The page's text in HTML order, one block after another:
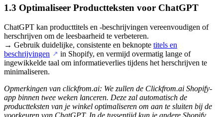
1.3 Optimaliseer Productteksten voor ChatGPT
ChatGPT kan producttitels en -beschrijvingen vereenvoudigen of
herschrijven om de leesbaarheid te verbeteren.
→ Gebruik duidelijke, consistente en beknopte titels en
beschrijvingen ↗ in Shopify, en vermijd overmatig lange of
ingewikkelde taal om informatieverlies tijdens het herschrijven te
minimaliseren.
Opmerkingen van clickfrom.ai: We zullen de Clickfrom.ai Shopify-
app binnen twee weken lanceren. Deze zal automatisch de
productteksten van je winkel optimaliseren om aan te sluiten bij de
voorkeuren van ChatGPT. In de tussentijd kun je andere Shopify